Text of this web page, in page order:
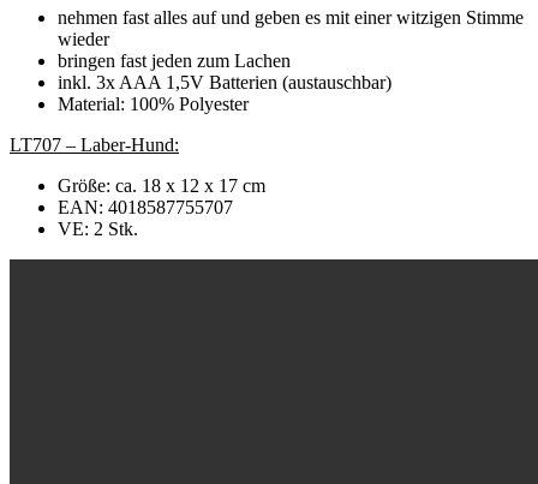
nehmen fast alles auf und geben es mit einer witzigen Stimme
wieder
bringen fast jeden zum Lachen
inkl. 3x AAA 1,5V Batterien (austauschbar)
Material: 100% Polyester
LT707 – Laber-Hund:
Größe: ca. 18 x 12 x 17 cm
EAN: 4018587755707
VE: 2 Stk.